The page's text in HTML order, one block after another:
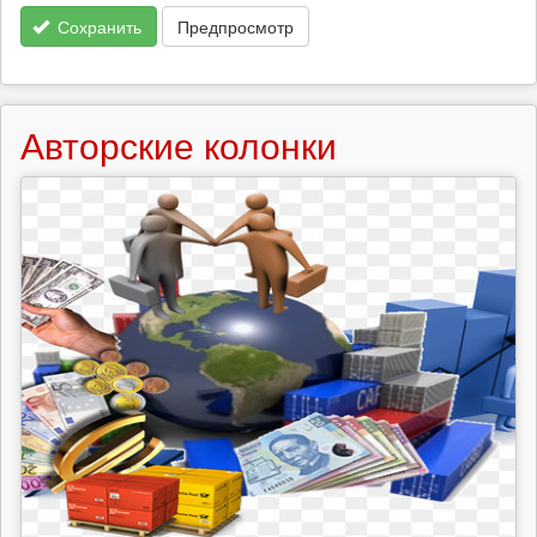
Сохранить Предпросмотр
Авторские колонки